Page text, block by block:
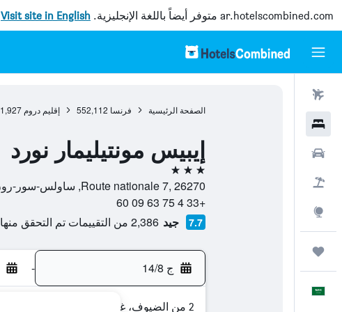
ar.hotelscombined.com متوفر أيضاً باللغة الإنجليزية. Visit site in English
الصفحة الرئيسية فرنسا 552,112 إقليم دروم 1,927
إيبيس مونتيليمار نورد
3 نجوم
Route nationale 7, 26270, ساولس-سور-رون, إقليم دروم, فرنسا
+33 4 75 63 09 60
7.7 جيد 2,386 من التقييمات تم التحقق منها
ج 14/8 -
2 من الضيوف، غرفة واحدة